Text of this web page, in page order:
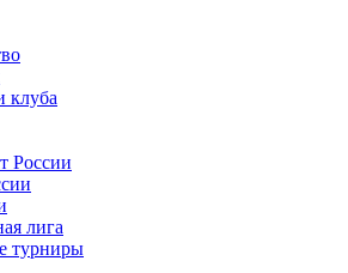
клуба
России
лига
турниры